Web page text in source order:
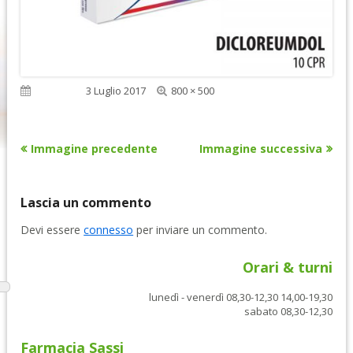
Pubblicato3 Luglio 2017
Dimensione
800 × 500
Immagine precedente Immagine successiva
Lascia un commento
Devi essereconnesso per inviare un commento.
Orari & turni
lunedì - venerdì 08,30-12,30 14,00-19,30
sabato 08,30-12,30
Farmacia Sassi